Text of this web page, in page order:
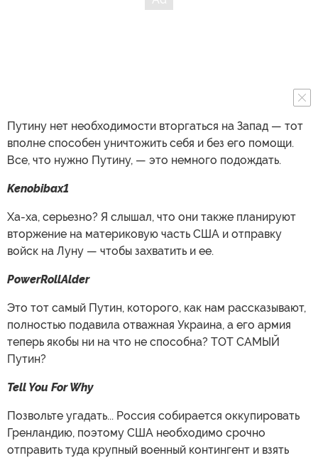
Путину нет необходимости вторгаться на Запад — тот
вполне способен уничтожить себя и без его помощи.
Все, что нужно Путину, — это немного подождать.
Kenobibax1
Ха-ха, серьезно? Я слышал, что они также планируют
вторжение на материковую часть США и отправку
войск на Луну — чтобы захватить и ее.
PowerRollAlder
Это тот самый Путин, которого, как нам рассказывают,
полностью подавила отважная Украина, а его армия
теперь якобы ни на что не способна? ТОТ САМЫЙ
Путин?
Tell You For Why
Позвольте угадать... Россия собирается оккупировать
Гренландию, поэтому США необходимо срочно
отправить туда крупный военный контингент и взять